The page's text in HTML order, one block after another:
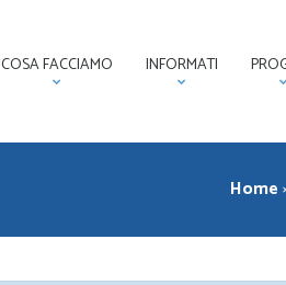
COSA FACCIAMO INFORMATI
Home